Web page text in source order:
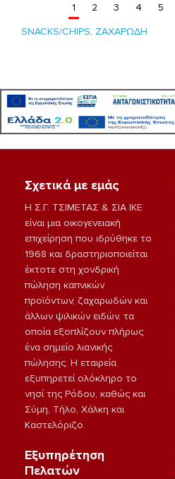
1 2 3 4 5
SNACKS/CHIPS, ΖΑΧΑΡΩΔΗ
Σχετικά με εμάς
Η Σ.Γ. ΤΣΙΜΕΤΑΣ & ΣΙΑ ΙΚΕ
είναι μια οικογενειακή
επιχείρηση που ιδρύθηκε το
1968 και δραστηριοποιείται
έκτοτε στη χονδρική
πώληση καπνικών
προϊόντων, ζαχαρωδών και
άλλων ψιλικών ειδών, τα
οποία εξοπλίζουν πλήρως
ένα σημείο λιανικής
πώλησης. Η εταιρεία
εξυπηρετεί ολόκληρο το
νησί της Ρόδου, καθώς και
Σύμη, Τήλο, Χάλκη και
Καστελόριζο.
Εξυπηρέτηση
Πελατών